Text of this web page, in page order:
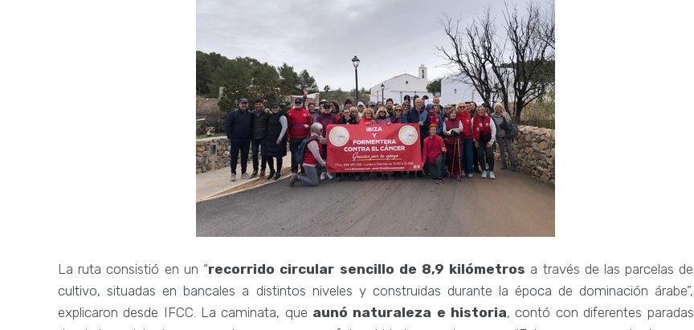
La ruta consistió en un “recorrido circular sencillo de 8,9 kilómetros a través de las parcelas de
cultivo, situadas en bancales a distintos niveles y construidas durante la época de dominación árabe”,
explicaron desde IFCC. La caminata, que aunó naturaleza e historia, contó con diferentes paradas